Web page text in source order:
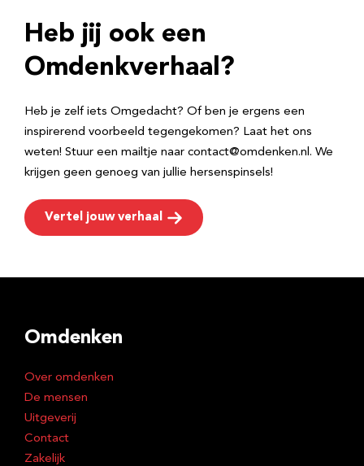
r
e
Heb jij ook een
Omdenkverhaal?
Heb je zelf iets Omgedacht? Of ben je ergens een
inspirerend voorbeeld tegengekomen? Laat het ons
weten! Stuur een mailtje naar contact@omdenken.nl. We
krijgen geen genoeg van jullie hersenspinsels!
Vertel jouw verhaal
Omdenken
Over omdenken
De mensen
Uitgeverij
Contact
Zakelijk